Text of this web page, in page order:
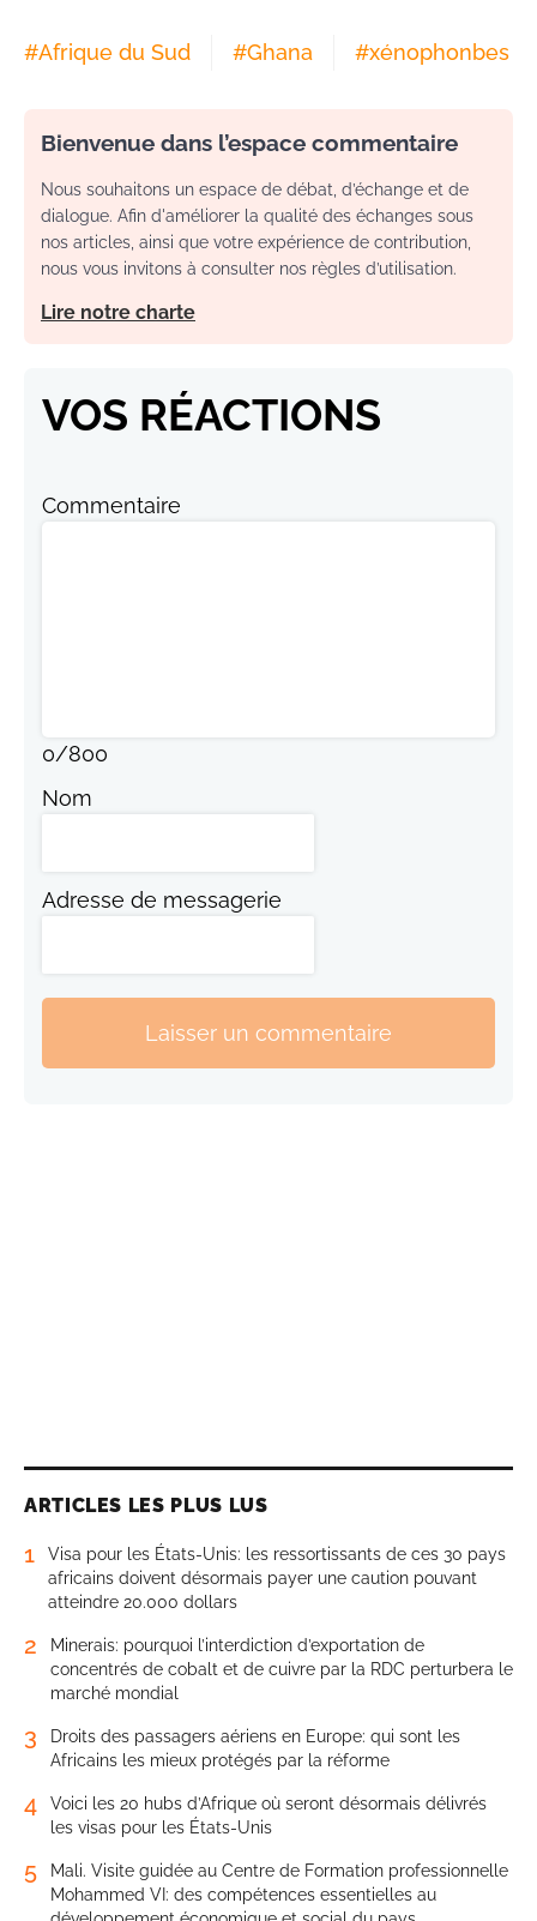
#Afrique du Sud #Ghana #xénophonbes
Bienvenue dans l’espace commentaire
Nous souhaitons un espace de débat, d’échange et de
dialogue. Afin d'améliorer la qualité des échanges sous
nos articles, ainsi que votre expérience de contribution,
nous vous invitons à consulter nos règles d’utilisation.
Lire notre charte
VOS RÉACTIONS
Commentaire
0/800
Nom
Adresse de messagerie
Laisser un commentaire
ARTICLES LES PLUS LUS
1
Visa pour les États-Unis: les ressortissants de ces 30 pays
africains doivent désormais payer une caution pouvant
atteindre 20.000 dollars
2
Minerais: pourquoi l’interdiction d’exportation de
concentrés de cobalt et de cuivre par la RDC perturbera le
marché mondial
3
Droits des passagers aériens en Europe: qui sont les
Africains les mieux protégés par la réforme
4
Voici les 20 hubs d’Afrique où seront désormais délivrés
les visas pour les États-Unis
5
Mali. Visite guidée au Centre de Formation professionnelle
Mohammed VI: des compétences essentielles au